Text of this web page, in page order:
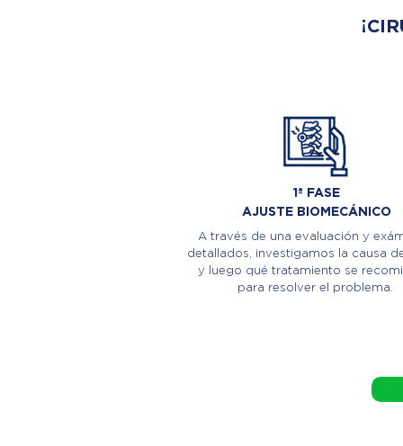
1ª FASE
AJUSTE BIOMECÁNICO
A través de una evaluación y
detallados, investigamos la causa
y luego qué tratamiento se
para resolver el problema.